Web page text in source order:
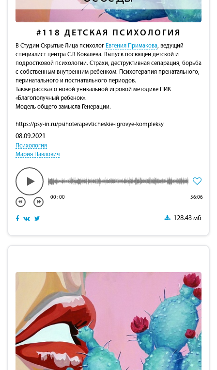
#118 ДЕТСКАЯ ПСИХОЛОГИЯ
В Студии Скрытые Лица психолог Евгения Примакова, ведущий
специалист центра С.В Ковалева. Выпуск посвящен детской и
подростковой психологии. Страхи, деструктивная сепарация, борьба
с собственным внутренним ребенком. Психотерапия пренатального,
перинатального и постнатального периодов.
Также рассказ о новой уникальной игровой методике ПИК
«Благополучный ребенок».
Модель общего замысла Генерации.
https://psy-in.ru/psihoterapevticheskie-igrovye-kompleksy
08.09.2021
Психология
Мария Павлович
00:00 56:06
128.43 мб